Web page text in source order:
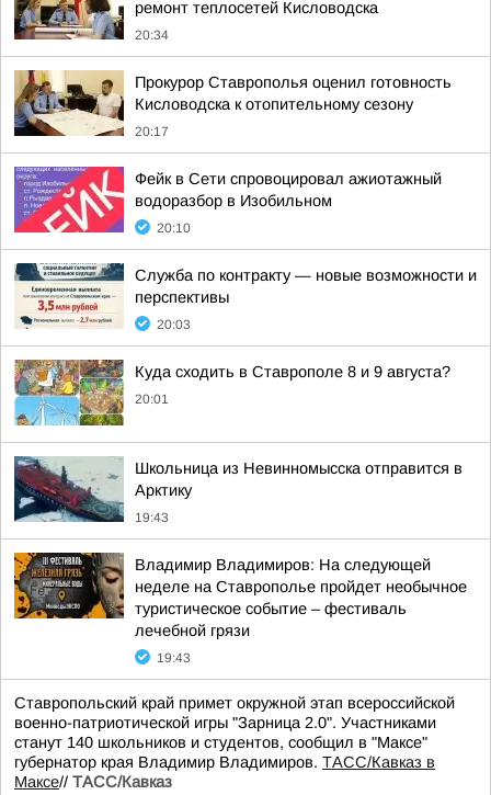
ремонт теплосетей Кисловодска
20:34
Прокурор Ставрополья оценил готовность
Кисловодска к отопительному сезону
20:17
Фейк в Сети спровоцировал ажиотажный
водоразбор в Изобильном
20:10
Служба по контракту — новые возможности и
перспективы
20:03
Куда сходить в Ставрополе 8 и 9 августа?
20:01
Школьница из Невинномысска отправится в
Арктику
19:43
Владимир Владимиров: На следующей
неделе на Ставрополье пройдет необычное
туристическое событие – фестиваль
лечебной грязи
19:43
Ставропольский край примет окружной этап всероссийской
военно-патриотической игры "Зарница 2.0". Участниками
станут 140 школьников и студентов, сообщил в "Максе"
губернатор края Владимир Владимиров. ТАСС/Кавказ в
Максе// ТАСС/Кавказ